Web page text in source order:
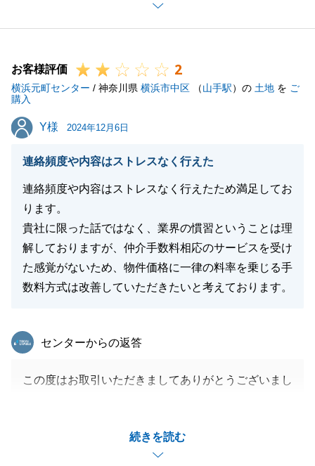
また何かお困りの事がございましたら、お気軽にご相
談下さいませ。
閉じる
お客様評価 2
横浜元町センター / 神奈川県 横浜市中区 （山手駅）の 土地 を ご
購入
Y様
Y様 2024年12月6日
連絡頻度や内容はストレスなく行えた
連絡頻度や内容はストレスなく行えたため満足してお
ります。
貴社に限った話ではなく、業界の慣習ということは理
解しておりますが、仲介手数料相応のサービスを受け
た感覚がないため、物件価格に一律の料率を乗じる手
数料方式は改善していただきたいと考えております。
続きを読む
東急リバブル
センターからの返答
この度はお取引いただきましてありがとうございまし
がとうございました。
また、仲介手数料に関するご指摘につきましては、社